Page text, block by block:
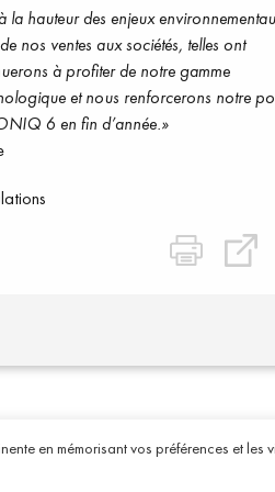
la hauteur des enjeux
nos ventes aux sociétés, telles ont
à profiterde notre gamme
et nous renforcerons notre
6 en fin d’année.»
Qui sommes-nous ?-Nous contacter
en mémorisant vos préférences et les